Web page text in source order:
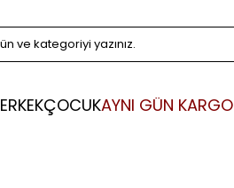
ERKEKÇOCUKAYNI GÜN KARGO